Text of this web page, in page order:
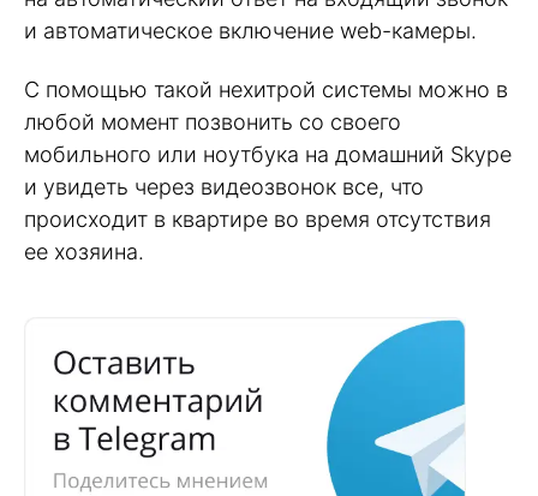
и автоматическое включение web-камеры.
С помощью такой нехитрой системы можно в
любой момент позвонить со своего
мобильного или ноутбука на домашний Skype
и увидеть через видеозвонок все, что
происходит в квартире во время отсутствия
ее хозяина.